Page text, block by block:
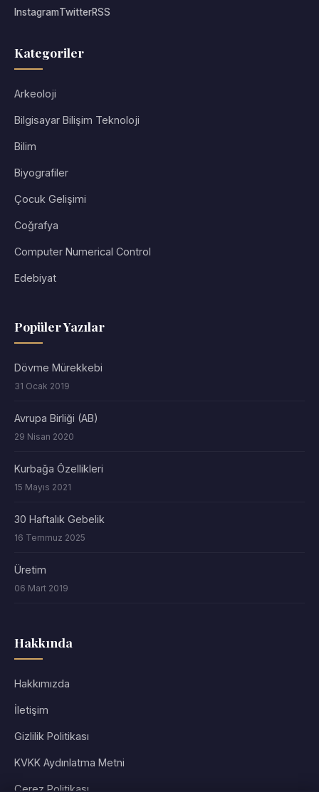
InstagramTwitterRSS
Kategoriler
Arkeoloji
Bilgisayar Bilişim Teknoloji
Bilim
Biyografiler
Çocuk Gelişimi
Coğrafya
Computer Numerical Control
Edebiyat
Popüler Yazılar
Dövme Mürekkebi
31 Ocak 2019
Avrupa Birliği (AB)
29 Nisan 2020
Kurbağa Özellikleri
15 Mayıs 2021
30 Haftalık Gebelik
16 Temmuz 2025
Üretim
06 Mart 2019
Hakkında
Hakkımızda
İletişim
Gizlilik Politikası
KVKK Aydınlatma Metni
Çerez Politikası